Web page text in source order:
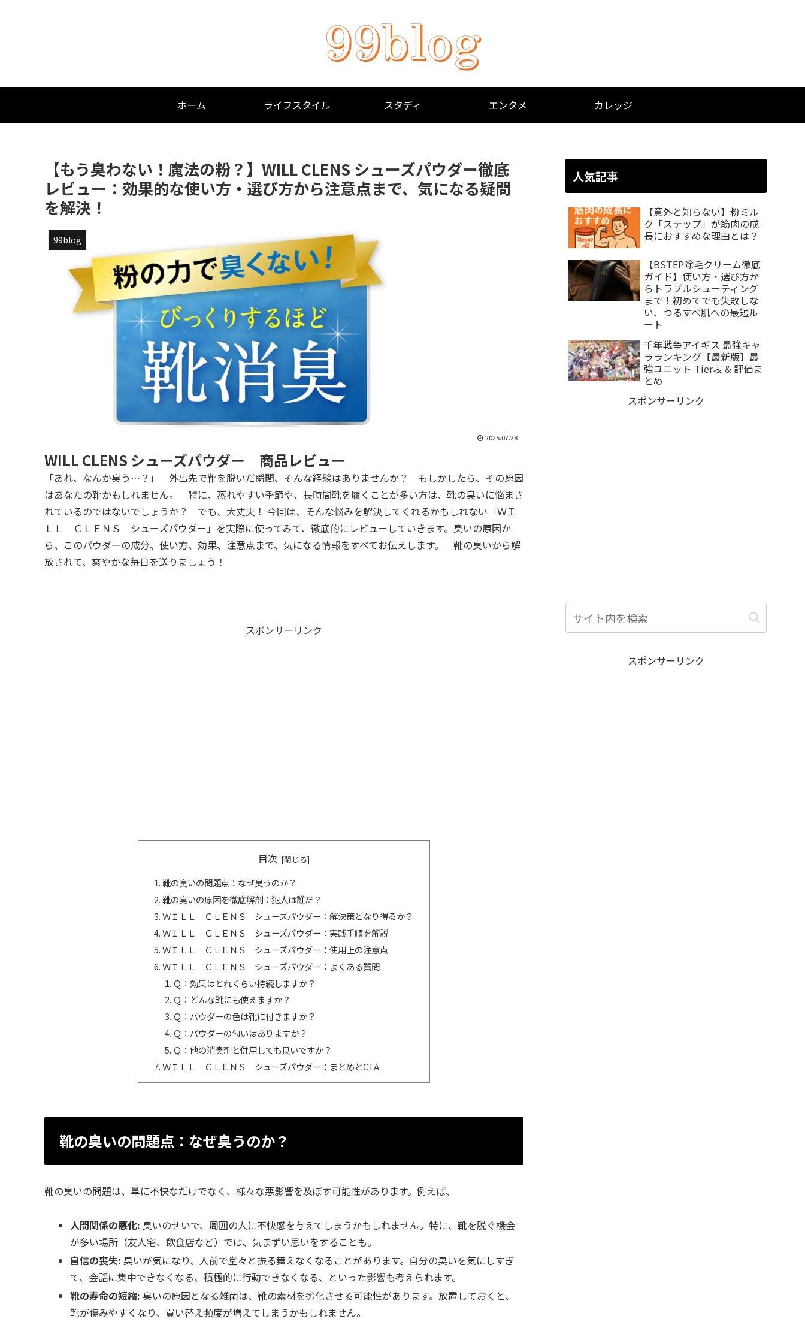
ホーム ライフスタイル スタディ エンタメ カレッジ
【もう臭わない！魔法の粉？】WILL CLENS シューズパウダー徹底
レビュー：効果的な使い方・選び方から注意点まで、気になる疑問
を解決！
99blog
2025.07.28
WILL CLENS シューズパウダー 商品レビュー
「あれ、なんか臭う…？」 外出先で靴を脱いだ瞬間、そんな経験はありませんか？ もしかしたら、その原因
はあなたの靴かもしれません。 特に、蒸れやすい季節や、長時間靴を履くことが多い方は、靴の臭いに悩まさ
れているのではないでしょうか？ でも、大丈夫！ 今回は、そんな悩みを解決してくれるかもしれない「ＷＩ
ＬＬ ＣＬＥＮＳ シューズパウダー」を実際に使ってみて、徹底的にレビューしていきます。臭いの原因か
ら、このパウダーの成分、使い方、効果、注意点まで、気になる情報をすべてお伝えします。 靴の臭いから解
放されて、爽やかな毎日を送りましょう！
スポンサーリンク
目次
靴の臭いの問題点：なぜ臭うのか？
靴の臭いの原因を徹底解剖：犯人は誰だ？
ＷＩＬＬ ＣＬＥＮＳ シューズパウダー：解決策となり得るか？
ＷＩＬＬ ＣＬＥＮＳ シューズパウダー：実践手順を解説
ＷＩＬＬ ＣＬＥＮＳ シューズパウダー：使用上の注意点
ＷＩＬＬ ＣＬＥＮＳ シューズパウダー：よくある質問
Ｑ：効果はどれくらい持続しますか？
Ｑ：どんな靴にも使えますか？
Ｑ：パウダーの色は靴に付きますか？
Ｑ：パウダーの匂いはありますか？
Ｑ：他の消臭剤と併用しても良いですか？
ＷＩＬＬ ＣＬＥＮＳ シューズパウダー：まとめとCTA
靴の臭いの問題点：なぜ臭うのか？
靴の臭いの問題は、単に不快なだけでなく、様々な悪影響を及ぼす可能性があります。例えば、
人間関係の悪化: 臭いのせいで、周囲の人に不快感を与えてしまうかもしれません。特に、靴を脱ぐ機会
が多い場所（友人宅、飲食店など）では、気まずい思いをすることも。
自信の喪失: 臭いが気になり、人前で堂々と振る舞えなくなることがあります。自分の臭いを気にしすぎ
て、会話に集中できなくなる、積極的に行動できなくなる、といった影響も考えられます。
靴の寿命の短縮: 臭いの原因となる雑菌は、靴の素材を劣化させる可能性があります。放置しておくと、
靴が傷みやすくなり、買い替え頻度が増えてしまうかもしれません。
人気記事
【意外と知らない】粉ミル
ク「ステップ」が筋肉の成
長におすすめな理由とは？
【BSTEP除毛クリーム徹底
ガイド】使い方・選び方か
らトラブルシューティング
まで！初めてでも失敗しな
い、つるすべ肌への最短ル
ート
千年戦争アイギス 最強キャ
ラランキング【最新版】最
強ユニット Tier表 & 評価ま
とめ
スポンサーリンク
スポンサーリンク